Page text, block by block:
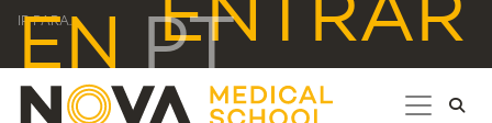
IR PARA... ENTRAR
EN PT